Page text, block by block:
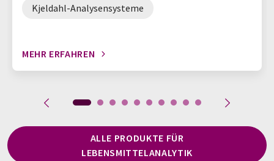
Kjeldahl-Analysensysteme
MEHR ERFAHREN
ALLE PRODUKTE FÜR
LEBENSMITTELANALYTIK